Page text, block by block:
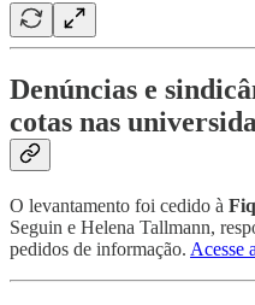
Denúncias e
cotas nas
O levantamento foi cedido à
Seguin e Helena Tallmann,
pedidos de informação. Acesse